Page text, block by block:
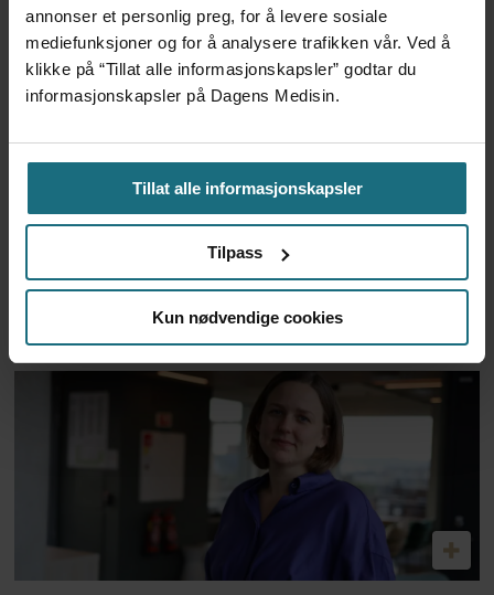
annonser et personlig preg, for å levere sosiale
mediefunksjoner og for å analysere trafikken vår. Ved å
klikke på “Tillat alle informasjonskapsler” godtar du
informasjonskapsler på Dagens Medisin.
Tillat alle informasjonskapsler
Tilpass
Kun nødvendige cookies
Kvalitet er ikke motstykket til